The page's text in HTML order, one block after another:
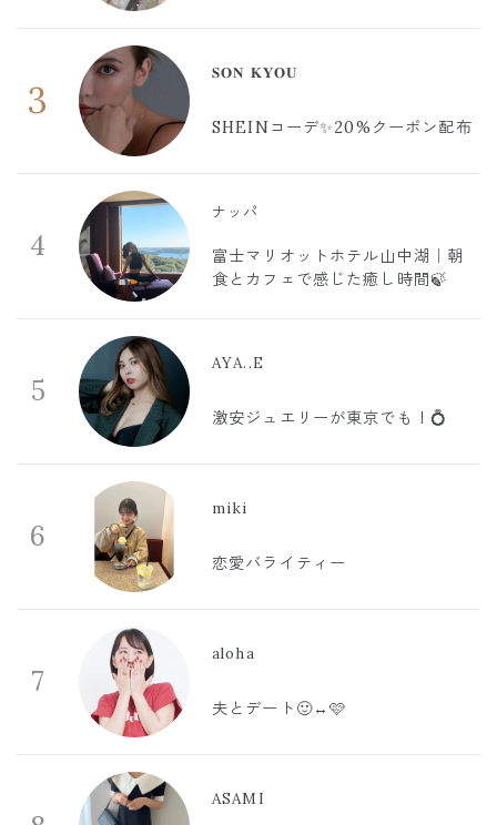
3
𝐒𝐎𝐍 𝐊𝐘𝐎𝐔
SHEINコーデ✨20%クーポン配布
4
ナッパ
富士マリオットホテル山中湖｜朝
食とカフェで感じた癒し時間🍃
5
AYA..E
激安ジュエリーが東京でも！💍
6
miki
恋愛バライティー
7
aloha
夫とデート🙂‍↔️🩷
ASAMI